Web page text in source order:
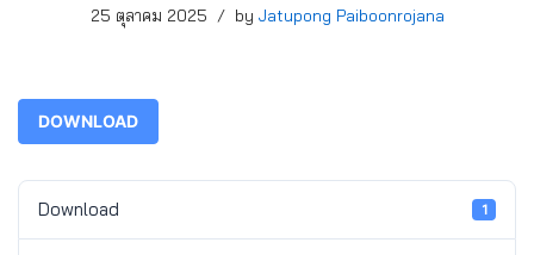
25 ตุลาคม 2025 by Jatupong Paiboonrojana
DOWNLOAD
Download 1